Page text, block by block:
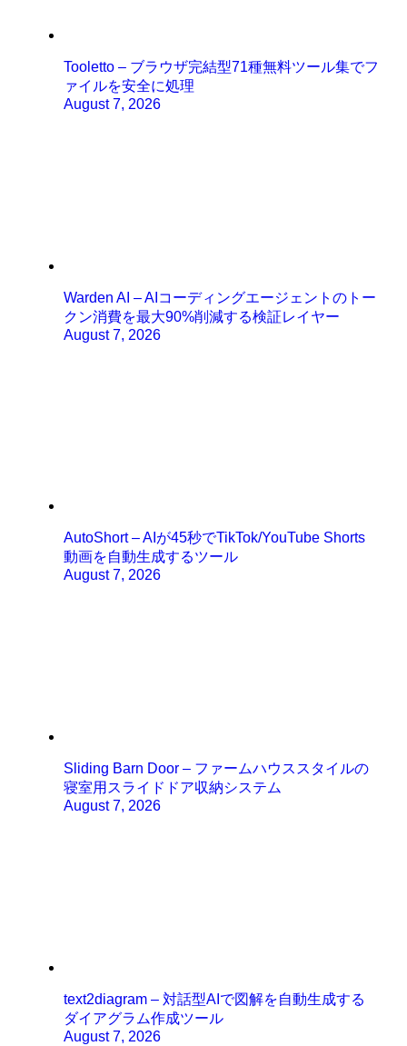
Tooletto – ブラウザ完結型71種無料ツール集でフ
ァイルを安全に処理
August 7, 2026
Warden AI – AIコーディングエージェントのトー
クン消費を最大90%削減する検証レイヤー
August 7, 2026
AutoShort – AIが45秒でTikTok/YouTube Shorts
動画を自動生成するツール
August 7, 2026
Sliding Barn Door – ファームハウススタイルの
寝室用スライドドア収納システム
August 7, 2026
text2diagram – 対話型AIで図解を自動生成する
ダイアグラム作成ツール
August 7, 2026